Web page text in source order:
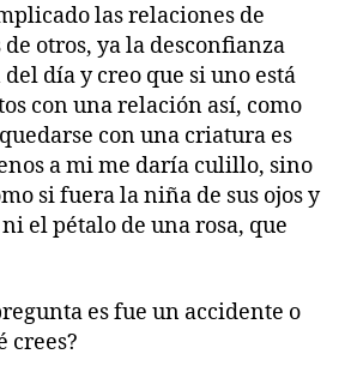
las relaciones de
otros, ya la desconfianza
día y creo que si uno está
con una relación así, como
con una criatura es
a mi me daría culillo, sino
si fuera la niña de sus ojos y
el pétalo de una rosa, que
es fue un accidente o
crees?